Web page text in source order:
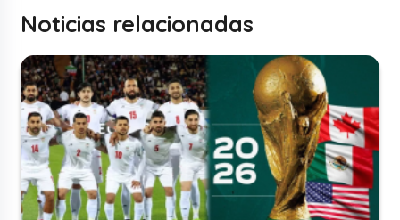
Noticias relacionadas